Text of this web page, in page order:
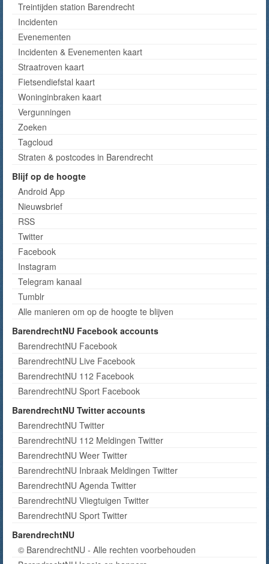
Treintijden station Barendrecht
Incidenten
Evenementen
Incidenten & Evenementen kaart
Straatroven kaart
Fietsendiefstal kaart
Woninginbraken kaart
Vergunningen
Zoeken
Tagcloud
Straten & postcodes in Barendrecht
Blijf op de hoogte
Android App
Nieuwsbrief
RSS
Twitter
Facebook
Instagram
Telegram kanaal
Tumblr
Alle manieren om op de hoogte te blijven
BarendrechtNU Facebook accounts
BarendrechtNU Facebook
BarendrechtNU Live Facebook
BarendrechtNU 112 Facebook
BarendrechtNU Sport Facebook
BarendrechtNU Twitter accounts
BarendrechtNU Twitter
BarendrechtNU 112 Meldingen Twitter
BarendrechtNU Weer Twitter
BarendrechtNU Inbraak Meldingen Twitter
BarendrechtNU Agenda Twitter
BarendrechtNU Vliegtuigen Twitter
BarendrechtNU Sport Twitter
BarendrechtNU
© BarendrechtNU - Alle rechten voorbehouden